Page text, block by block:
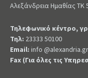
Αλεξάνδρεια Ημαθίας ΤΚ
Τηλεφωνικό κέντρο,
Τηλ: 23333 50100
Email: info @alexandria.gr
Fax (Για όλες τις